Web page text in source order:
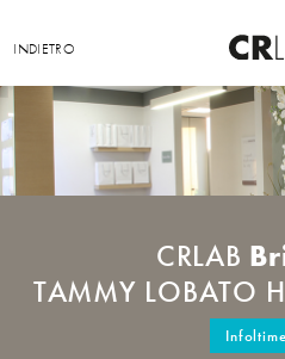
INDIETRO
CRLAB
TAMMY LOBATO